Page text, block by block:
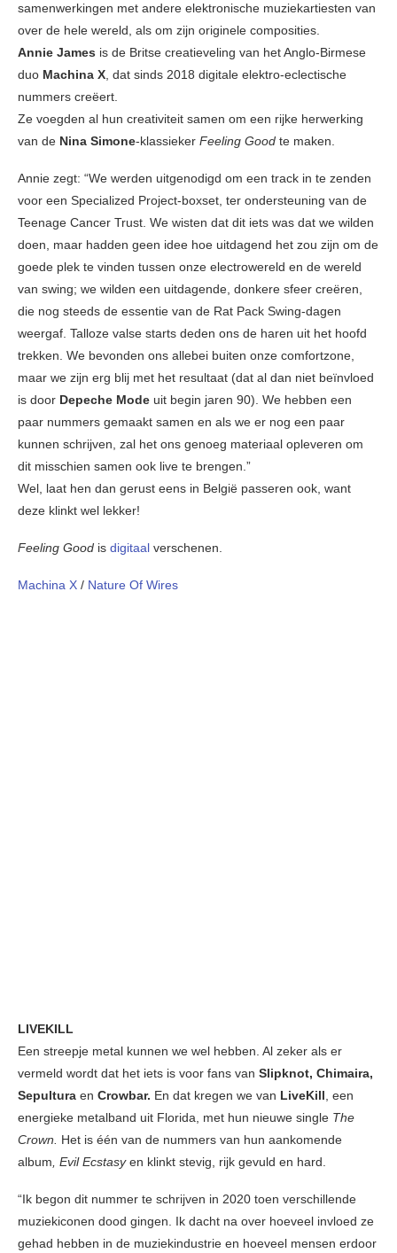
samenwerkingen met andere elektronische muziekartiesten van
over de hele wereld, als om zijn originele composities.
Annie James is de Britse creatieveling van het Anglo-Birmese
duo Machina X, dat sinds 2018 digitale elektro-eclectische
nummers creëert.
Ze voegden al hun creativiteit samen om een rijke herwerking
van de Nina Simone-klassieker Feeling Good te maken.
Annie zegt: “We werden uitgenodigd om een ​​track in te zenden
voor een Specialized Project-boxset, ter ondersteuning van de
Teenage Cancer Trust. We wisten dat dit iets was dat we wilden
doen, maar hadden geen idee hoe uitdagend het zou zijn om de
goede plek te vinden tussen onze electrowereld en de wereld
van swing; we wilden een uitdagende, donkere sfeer creëren,
die nog steeds de essentie van de Rat Pack Swing-dagen
weergaf. Talloze valse starts deden ons de haren uit het hoofd
trekken. We bevonden ons allebei buiten onze comfortzone,
maar we zijn erg blij met het resultaat (dat al dan niet beïnvloed
is door Depeche Mode uit begin jaren 90). We hebben een
paar nummers gemaakt samen en als we er nog een paar
kunnen schrijven, zal het ons genoeg materiaal opleveren om
dit misschien samen ook live te brengen.”
Wel, laat hen dan gerust eens in België passeren ook, want
deze klinkt wel lekker!
Feeling Good is digitaal verschenen.
Machina X / Nature Of Wires
LIVEKILL
Een streepje metal kunnen we wel hebben. Al zeker als er
vermeld wordt dat het iets is voor fans van Slipknot, Chimaira,
Sepultura en Crowbar. En dat kregen we van LiveKill, een
energieke metalband uit Florida, met hun nieuwe single The
Crown. Het is één van de nummers van hun aankomende
album, Evil Ecstasyen klinkt stevig, rijk gevuld en hard.
“Ik begon dit nummer te schrijven in 2020 toen verschillende
muziekiconen dood gingen. Ik dacht na over hoeveel invloed ze
gehad hebben in de muziekindustrie en hoeveel mensen erdoor